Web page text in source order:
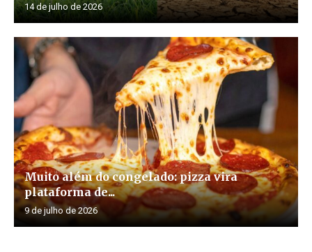
14 de julho de 2026
Muito além do congelado: pizza vira
plataforma de...
9 de julho de 2026